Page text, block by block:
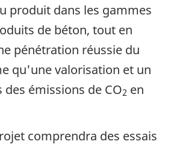
produit dans les gammes
de béton, tout en
pénétration réussie du
qu'une valorisation et un
émissions de CO2 en
comprendra des essais